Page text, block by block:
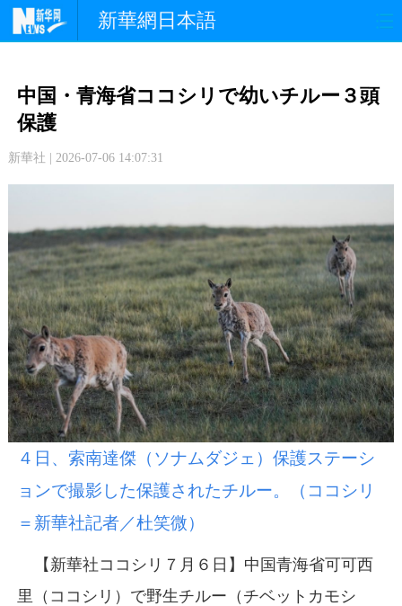
新華網日本語
文 化
中日交流
中国・青海省ココシリで幼いチルー３頭
保護
新華社 | 2026-07-06 14:07:31
４日、索南達傑（ソナムダジェ）保護ステーシ
ョンで撮影した保護されたチルー。（ココシリ
＝新華社記者／杜笑微）
【新華社ココシリ７月６日】中国青海省可可西
里（ココシリ）で野生チルー（チベットカモシ